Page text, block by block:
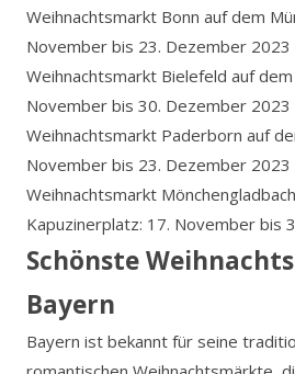
Weihnachtsmarkt Bonn auf dem
November bis 23. Dezember 2023
Weihnachtsmarkt Bielefeld auf dem
November bis 30. Dezember 2023
Weihnachtsmarkt Paderborn auf
November bis 23. Dezember 2023
Weihnachtsmarkt
Kapuzinerplatz: 17. November bis
Schönste
Bayern
Bayern ist bekannt für seine